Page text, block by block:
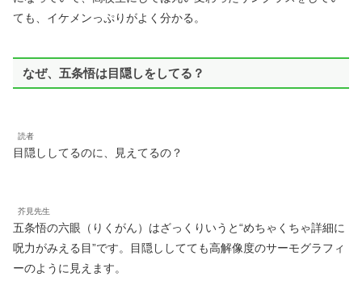
ても、イケメンっぷりがよく分かる。
なぜ、五条悟は目隠しをしてる？
読者
目隠ししてるのに、見えてるの？
芥見先生
五条悟の六眼（りくがん）はざっくりいうと“めちゃくちゃ詳細に
呪力がみえる目”です。目隠ししてても高解像度のサーモグラフィ
ーのように見えます。